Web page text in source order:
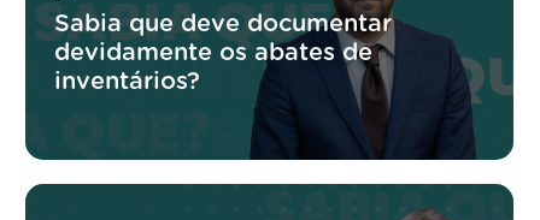
Sabia que deve documentar
devidamente os abates de
inventários?